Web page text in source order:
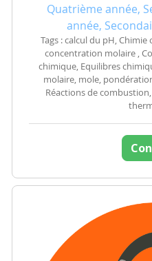
Quatrième année,
année,
Tags : calcul du pH,
concentration molaire ,
chimique, Equilibres
molaire, mole,
Réactions de